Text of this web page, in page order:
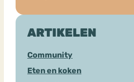
ARTIKELEN
Community
Eten en koken